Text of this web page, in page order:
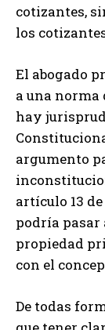
cotizantes,
los
El abogado
a una norma
hay
argumento
artículo 13
podría pasar
propiedad
con el
De todas